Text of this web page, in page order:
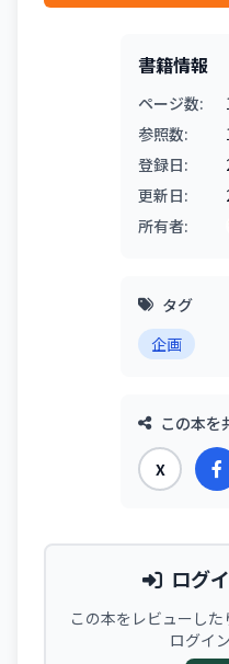
書籍情報
ページ数:
参照数:
登録日:
更新日:
所有者:
タグ
企画
この本を
X
ログ
この本をレビューし
ログイ